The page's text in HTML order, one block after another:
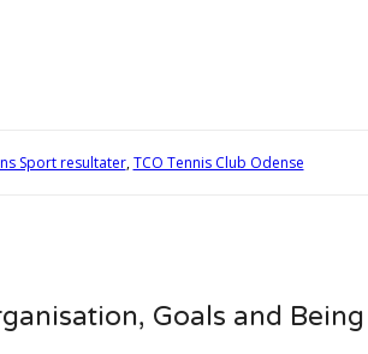
Sport resultater,TCO Tennis Club Odense
Goals and